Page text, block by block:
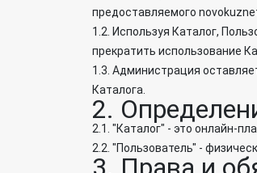
предоставляемого
1.2. Используя Каталог,
прекратить использование
1.3. Администрация
Каталога.
2.
2.1. "Каталог" - это онлайн-
2.2. "Пользователь" -